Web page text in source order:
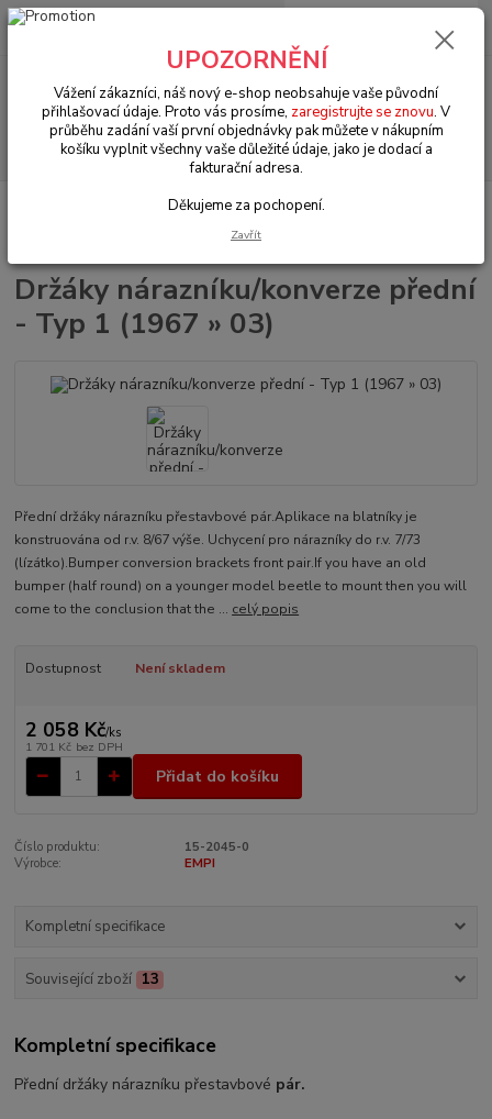
Menu
Hledat
+420 602 330 329
0 Kč
VW Brouk Typ 1 (1938 » 03)
Karosářské díly (Karosseridele)
nárazníku/konverze přední - Typ 1 (1967 » 03)
Držáky nárazníku/konverze přední
- Typ 1 (1967 » 03)
Přední držáky nárazníku přestavbové pár.Aplikace na blatníky je
konstruována od r.v. 8/67 výše. Uchycení pro nárazníky do r.v. 7/73
(lízátko).Bumper conversion brackets front pair.If you have an old
bumper (half round) on a younger model beetle to mount then you will
come to the conclusion that the ... celý popis
Dostupnost Není skladem
2 058 Kč/ks
1 701 Kč bez DPH
Přidat do košíku
Číslo produktu:
15-2045-0
Výrobce:
EMPI
Kompletní specifikace
Související zboží 13
Kompletní specifikace
Přední držáky nárazníku přestavbové pár.
UPOZORNĚNÍ
Vážení zákazníci, náš nový e-shop neobsahuje vaše původní
přihlašovací údaje. Proto vás prosíme, zaregistrujte se znovu. V
průběhu zadání vaší první objednávky pak můžete v nákupním
košíku vyplnit všechny vaše důležité údaje, jako je dodací a
fakturační adresa.
Děkujeme za pochopení.
Zavřít